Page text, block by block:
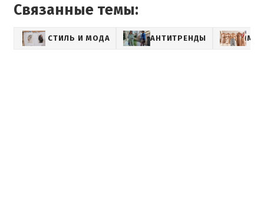
Связанные темы:
СТИЛЬ И МОДА АНТИТРЕНДЫ